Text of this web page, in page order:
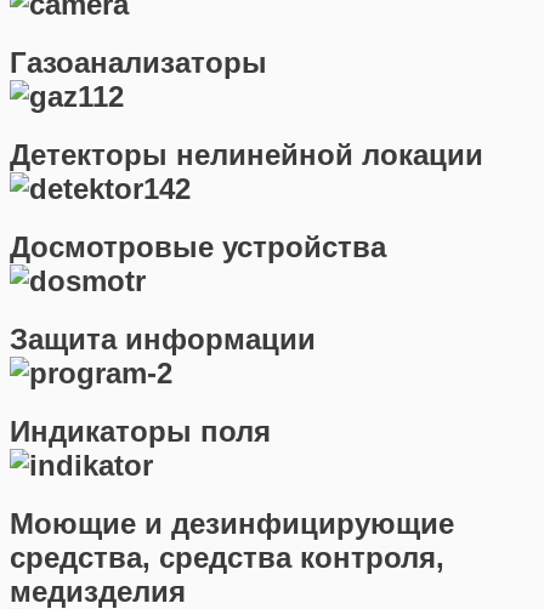
Газоанализаторы
Детекторы нелинейной локации
Досмотровые устройства
Защита информации
Индикаторы поля
Моющие и дезинфицирующие
средства, средства контроля,
медизделия